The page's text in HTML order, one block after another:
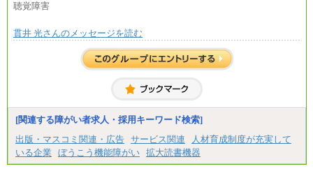
総合職 月給220,000～230,000円＋地域間調整給
整給
※詳細はJTBキャリアサイトよりご確認ください。
■(株)JTBコミュニケーションデザイン
総合職 月給230,000円
みなし残業手当：20,000円（一律支給）※みなし
残業手当の残業時間は10.43時間。
間に応じて、時間外手当等を支給。
エリアサポート職 月給188,000円
聴覚障害
貫井 光さんのメッセージを読む
[関連する障がい者求人・採用キーワード検索]
出版・マスコミ関連・広告 サービス関連
人材育成制度が充実して
いる企業
ぼうこう機能障がい 拡大読書機器